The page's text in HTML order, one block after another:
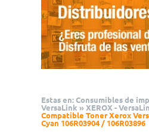
Estas en: Consumibles de
VersaLink » XEROX -
Compatible Toner Xerox
Cyan 106R03904 / 106R03896